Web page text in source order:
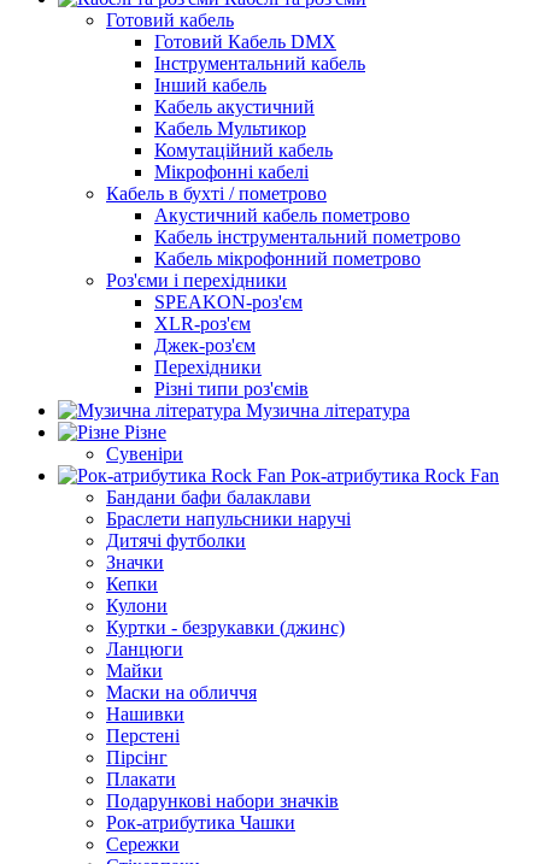
Готовий кабель
Готовий Кабель DMX
Інструментальний кабель
Інший кабель
Кабель акустичний
Кабель Мультикор
Комутаційний кабель
Мікрофонні кабелі
Кабель в бухті / пометрово
Акустичний кабель пометрово
Кабель інструментальний пометрово
Кабель мікрофонний пометрово
Роз'єми і перехідники
SPEAKON-роз'єм
XLR-роз'єм
Джек-роз'єм
Перехідники
Різні типи роз'ємів
Музична література
Різне
Сувеніри
Рок-атрибутика Rock Fan
Бандани бафи балаклави
Браслети напульсники наручі
Дитячі футболки
Значки
Кепки
Кулони
Куртки - безрукавки (джинс)
Ланцюги
Майки
Маски на обличчя
Нашивки
Перстені
Пірсінг
Плакати
Подарункові набори значків
Рок-атрибутика Чашки
Сережки